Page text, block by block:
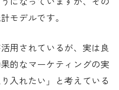
モデルです。
用されているが、実は良
的なマーケティングの実
入れたい」と考えている